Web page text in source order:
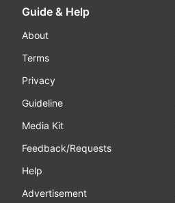
Guide & Help
About
Terms
Privacy
Guideline
Media Kit
Feedback/Requests
Help
Advertisement